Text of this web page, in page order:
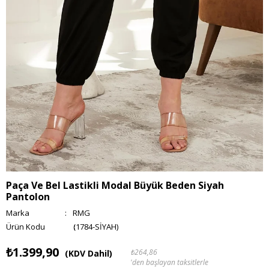
Paça Ve Bel Lastikli Modal Büyük Beden Siyah
Pantolon
Marka :
RMG
(1784-SİYAH)
₺1.399,90 (KDV Dahil)
₺264,86
'den başlayan taksitlerle